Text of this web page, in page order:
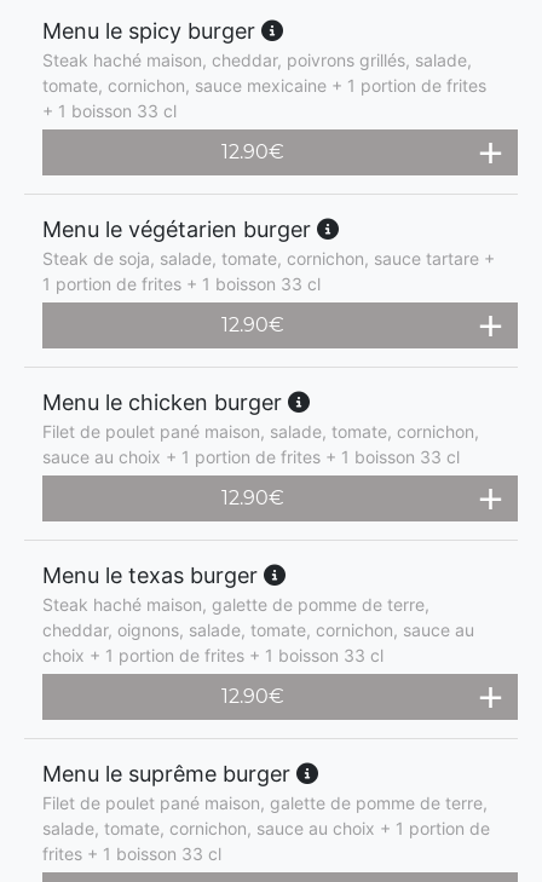
Menu le spicy burger
Steak haché maison, cheddar, poivrons grillés, salade,
tomate, cornichon, sauce mexicaine + 1 portion de frites
+ 1 boisson 33 cl
12.90€
Menu le végétarien burger
Steak de soja, salade, tomate, cornichon, sauce tartare +
1 portion de frites + 1 boisson 33 cl
12.90€
Menu le chicken burger
Filet de poulet pané maison, salade, tomate, cornichon,
sauce au choix + 1 portion de frites + 1 boisson 33 cl
12.90€
Menu le texas burger
Steak haché maison, galette de pomme de terre,
cheddar, oignons, salade, tomate, cornichon, sauce au
choix + 1 portion de frites + 1 boisson 33 cl
12.90€
Menu le suprême burger
Filet de poulet pané maison, galette de pomme de terre,
salade, tomate, cornichon, sauce au choix + 1 portion de
frites + 1 boisson 33 cl